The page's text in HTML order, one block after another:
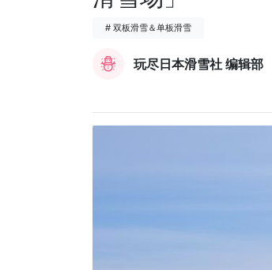
# 双板滑雪＆单板滑雪
玩尽日本滑雪社 编辑部